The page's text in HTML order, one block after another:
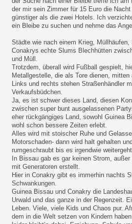
der mir sein Zimmer für 15 Euro die
günstiger als die zwei Hotels. Ich
ein Bleibe zu suchen und nehme das
Städte wie nach einem Krieg, Müllhäufen,
Conakrys echte Slums Blechhütten
und Müll.
Trotzdem, überall wird Fußball gespielt,
Metallgestelle, die als Tore dienen, mitten
Links und rechts stehen Straßenhändler
Verkaufsbüdchen.
Ja, es ist schwer dieses Land, diesen
zwischen super bunt ausgelassenen
eher rückgängiges Land, sowohl Guinea
wohl schon bessere Zeiten erlebt.
Alles wird mit stoischer Ruhe und
Motorschaden- dann wird halt gehalten
rumgeschraubt bis es irgendwie
In Bissau gab es gar keinen Strom,
mit Generatoren erstellt.
Hier in Conakry gibt es immerhin nachts
Schwankungen.
Guinea Bissau und Conakry die
Urwald und das ganze in der Regenzeit.
Leben. Viele, viele Kids und Chaos pur.
dem in die Welt setzen von Kindern